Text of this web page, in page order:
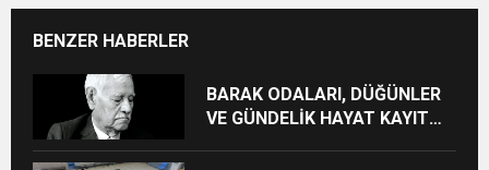
BENZER HABERLER
BARAK ODALARI, DÜĞÜNLER
VE GÜNDELİK HAYAT KAYIT